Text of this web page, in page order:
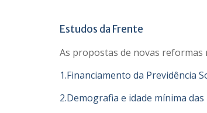
Estudos da Frente
As propostas de novas
1.Financiamento da Previdência
2.Demografia e idade mínima